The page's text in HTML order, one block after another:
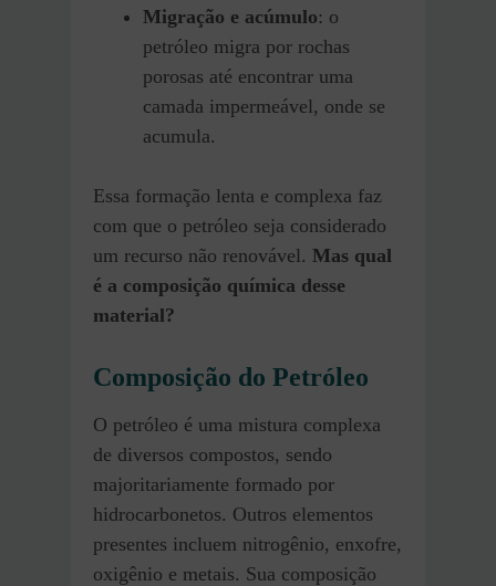
Migração e acúmulo: o
petróleo migra por rochas
porosas até encontrar uma
camada impermeável, onde se
acumula.
Essa formação lenta e complexa faz
com que o petróleo seja considerado
um recurso não renovável. Mas qual
é a composição química desse
material?
Composição do Petróleo
O petróleo é uma mistura complexa
de diversos compostos, sendo
majoritariamente formado por
hidrocarbonetos. Outros elementos
presentes incluem nitrogênio, enxofre,
oxigênio e metais. Sua composição